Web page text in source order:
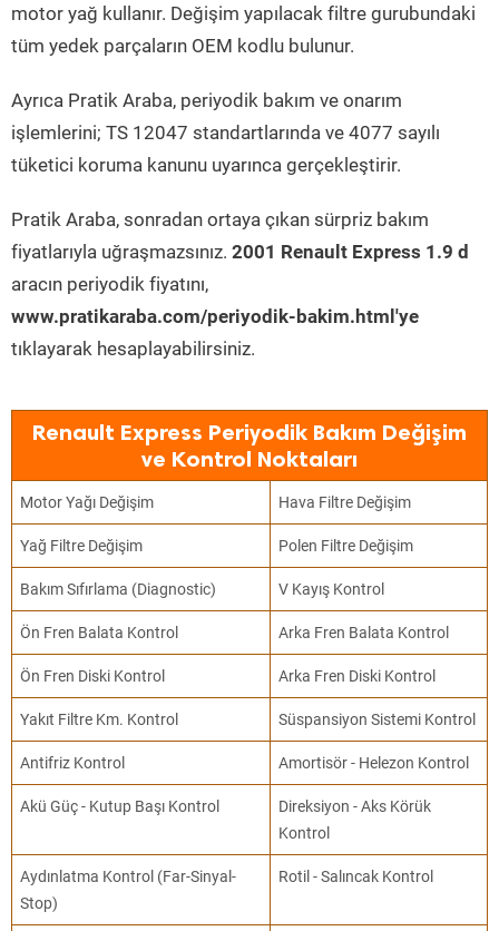
motor yağ kullanır. Değişim yapılacak filtre gurubundaki
tüm yedek parçaların OEM kodlu bulunur.
Ayrıca Pratik Araba, periyodik bakım ve onarım
işlemlerini; TS 12047 standartlarında ve 4077 sayılı
tüketici koruma kanunu uyarınca gerçekleştirir.
Pratik Araba, sonradan ortaya çıkan sürpriz bakım
fiyatlarıyla uğraşmazsınız. 2001 Renault Express 1.9 d
aracın periyodik fiyatını,
www.pratikaraba.com/periyodik-bakim.html'ye
tıklayarak hesaplayabilirsiniz.
Renault Express Periyodik Bakım Değişim
ve Kontrol Noktaları
Motor Yağı Değişim Hava Filtre Değişim
Yağ Filtre Değişim Polen Filtre Değişim
Bakım Sıfırlama (Diagnostic) V Kayış Kontrol
Ön Fren Balata Kontrol Arka Fren Balata Kontrol
Ön Fren Diski Kontrol Arka Fren Diski Kontrol
Yakıt Filtre Km. Kontrol Süspansiyon Sistemi Kontrol
Antifriz Kontrol Amortisör - Helezon Kontrol
Akü Güç - Kutup Başı Kontrol
Direksiyon - Aks Körük
Kontrol
Aydınlatma Kontrol (Far-Sinyal-
Stop)
Rotil - Salıncak Kontrol